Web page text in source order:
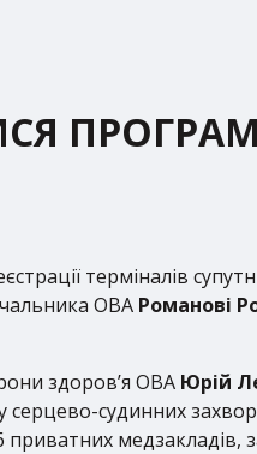
терміналів
ОВА Романові
здоров’я ОВА Юрій
серцево-судинних
медзакладів,